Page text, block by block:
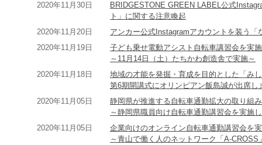
2020年11月30日
BRIDGESTONE GREEN LABEL公式
ト」に関する注意喚起
2020年11月20日
アンカー公式Instagramアカウントを装う
2020年11月19日
子ども乗せ電動アシスト自転車講習会を実
～11月14日（土）たちかわ創造舎で実施～
2020年11月18日
地域の才能を発掘・育成を目的とした「み
第6期開講式にオリンピアン飯島誠が出席し
2020年11月05日
静岡県が推進する自転車通勤拡大の取り組
～静岡県職員向け自転車通勤講習会を実施
2020年11月05日
企業向けのオンライン自転車通勤講習会を
～青山で働く人のネットワーク「A-CROSS